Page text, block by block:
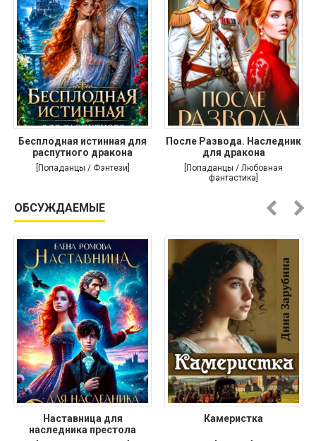
Бесплодная истинная для
распутного дракона
[Попаданцы / Фэнтези]
После Развода. Наследник
для дракона
[Попаданцы / Любовная
фантастика]
ОБСУЖДАЕМЫЕ
Наставница для
наследника престола
Камеристка